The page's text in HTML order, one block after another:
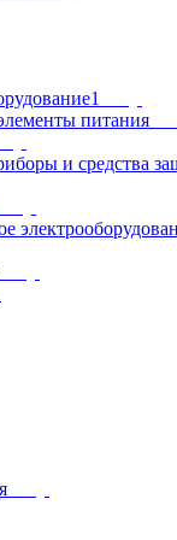
питания
и средства